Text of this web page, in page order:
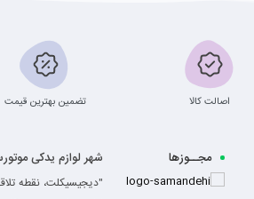
اصالت کالا تضمین بهترین قیمت
مجــوزها شهر لوازم یدکی
"دیجیسیکلت، نقطه